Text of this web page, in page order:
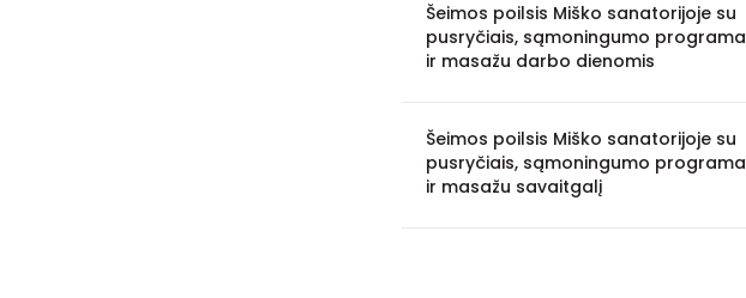
Šeimos poilsis Miško sanatorijoje su
pusryčiais, sąmoningumo programa
ir masažu darbo dienomis
Šeimos poilsis Miško sanatorijoje su
pusryčiais, sąmoningumo programa
ir masažu savaitgalį